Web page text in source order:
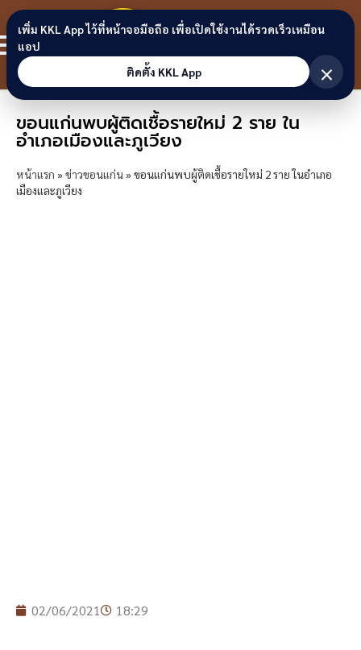
Skip to content
ขอนแก่น
ลิงก์
ขอนแก่นพบผู้ติดเชื้อรายใหม่ 2 ราย ใน
อำเภอเมืองและภูเวียง
หน้าแรก »ข่าวขอนแก่น»ขอนแก่นพบผู้ติดเชื้อรายใหม่ 2 ราย ในอำเภอ
เมืองและภูเวียง
02/06/2021 18:29
เพิ่ม KKL App ไว้ที่หน้าจอมือถือ เพื่อเปิดใช้งานได้รวดเร็วเหมือน
แอป
ติดตั้ง KKL App
×